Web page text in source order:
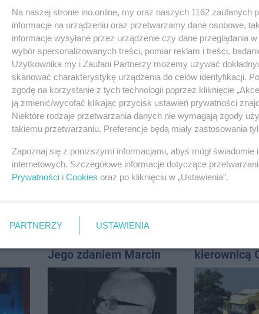
Jego zdaniem Marcin
Wroński jest w błędzie
kierownicą
Kierowca
kolizji
Na naszej stronie ino.online, my oraz naszych 1162
informacje na urządzeniu oraz przetwarzamy dane osobowe,
informacje wysyłane przez urządzenie czy dane przeglądania
wybór spersonalizowanych treści, pomiar reklam i treści,
Użytkownika my i Zaufani Partnerzy możemy używać
skanować charakterystykę urządzenia do celów identyfikacji.
zgodę na korzystanie z tych technologii poprzez kliknięcie
ją zmienić/wycofać klikając przycisk ustawień prywatności
Niektóre rodzaje przetwarzania danych nie wymagają zgody
takiemu przetwarzaniu. Preferencje będą miały zastosowania
Zapoznaj się z poniższymi informacjami, abyś mógł
internetowych. Szczegółowe informacje dotyczące
Prywatności i Cookies oraz po kliknięciu w „Ustawienia”.
PARTNERZY USTAWIENIA